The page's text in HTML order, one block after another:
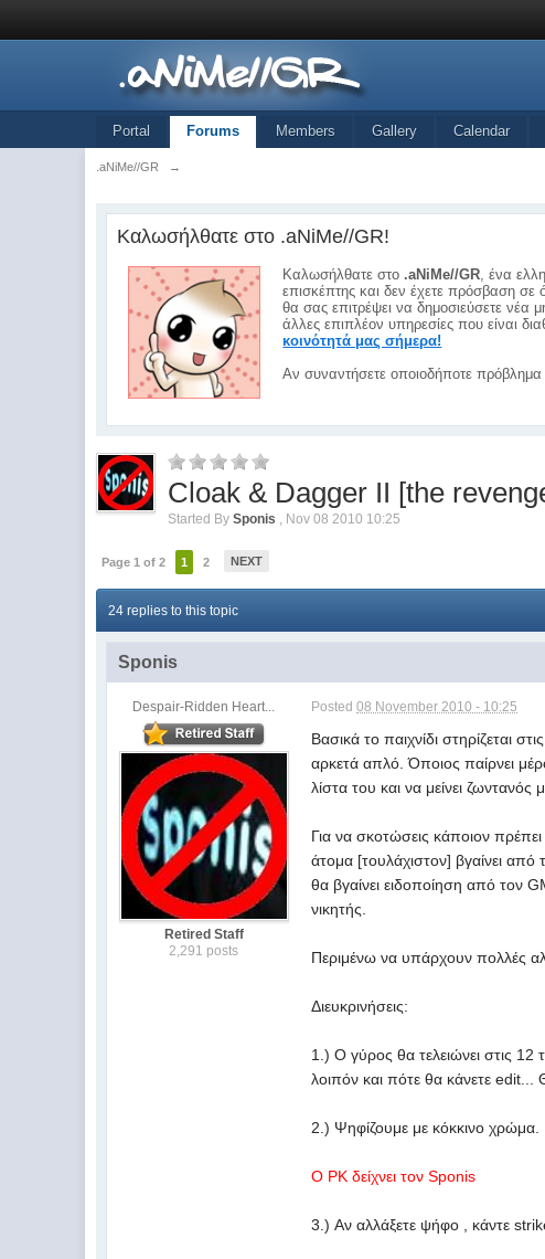
Portal Forums Members Gallery Calendar
.aNiMe//GR →
Καλωσήλθατε στο .aNiMe//GR!
Καλωσήλθατε στο .aNiMe//GR, ένα
επισκέπτης και δεν έχετε πρόσβαση σε
θα σας επιτρέψει να δημοσιεύσετε
άλλες επιπλέον υπηρεσίες που είναι
κοινότητά μας σήμερα!
Αν συναντήσετε οποιοδήποτε
Cloak & Dagger II [the
Started BySponis , Nov 08 2010 10:25
Page 1 of 2 1 2 NEXT
24 replies to this topic
Sponis
Despair-Ridden Heart...
Retired Staff
2,291 posts
Posted08 November 2010 - 10:25
Βασικά το παιχνίδι στηρίζεται
αρκετά απλό. Όποιος παίρνει
λίστα του και να μείνει ζωντανός
Για να σκοτώσεις κάποιον
άτομα [τουλάχιστον] βγαίνει
θα βγαίνει ειδοποίηση από τον
νικητής.
Περιμένω να υπάρχουν πολλές
Διευκρινήσεις:
1.) Ο γύρος θα τελειώνει στις
λοιπόν και πότε θα κάνετε
2.) Ψηφίζουμε με κόκκινο χρώμα.
O PK δείχνει τον Sponis
3.) Αν αλλάξετε ψήφο , κάντε